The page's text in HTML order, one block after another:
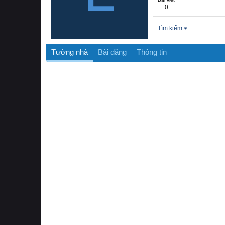
0
Tìm kiếm
Tường nhà Bài đăng Thông tin